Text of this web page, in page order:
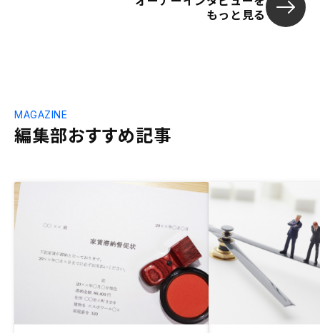
もっと見る
編集部おすすめ記事
MAGAZINE